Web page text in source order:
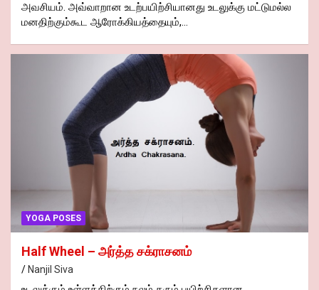
அவசியம். அவ்வாறான உடற்பயிற்சியானது உடலுக்கு மட்டுமல்ல
மனதிற்கும்கூட ஆரோக்கியத்தையும்,…
YOGA POSES
Half Wheel – அர்த்த சக்ராசனம்
Nanjil Siva